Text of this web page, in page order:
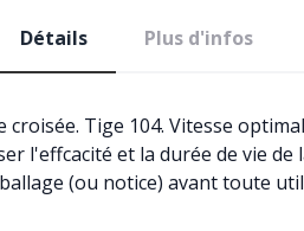
Détails
Tige 104. Vitesse
et la durée de vie de
(ou notice) avant toute
Plus d'infos